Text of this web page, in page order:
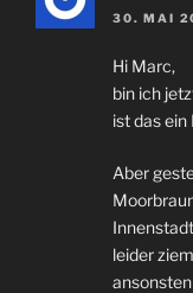
30. MAI
Hi Marc,
bin ich
ist das ein
Aber
leider